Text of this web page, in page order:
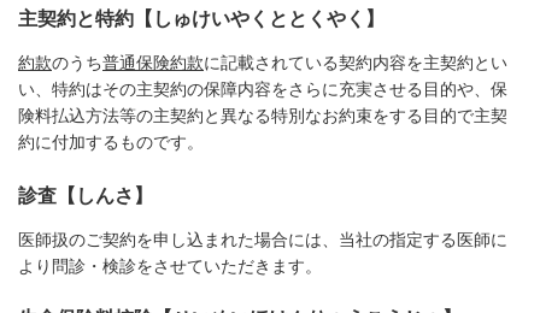
主契約と特約【しゅけいやくととくやく】
約款のうち普通保険約款に記載されている契約内容を主契約とい
い、特約はその主契約の保障内容をさらに充実させる目的や、保
険料払込方法等の主契約と異なる特別なお約束をする目的で主契
約に付加するものです。
診査【しんさ】
医師扱のご契約を申し込まれた場合には、当社の指定する医師に
より問診・検診をさせていただきます。